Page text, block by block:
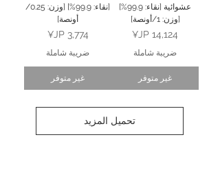
عشوائية [نقاء: 99.9%]
[وزن: 1/أونصة]
السعر
ضريبة شاملة
غير متوفر
[نقاء: 99.9%] [وزن: 0.25/
أونصة]
السعر
ضريبة شاملة
غير متوفر
تحميل المزيد